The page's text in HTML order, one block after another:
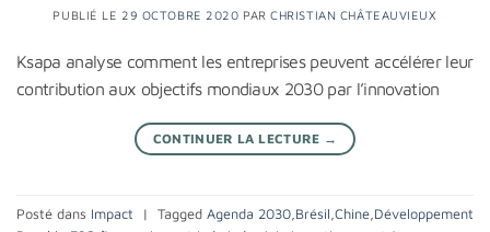
PUBLIÉ LE 29 OCTOBRE 2020 PARCHRISTIAN CHÂTEAUVIEUX
Ksapa analyse comment les entreprises peuvent accélérer leur
contribution aux objectifs mondiaux 2030 par l’innovation
CONTINUER LA LECTURE →
Posté dans Impact | Tagged Agenda 2030 Brésil Chine Développement